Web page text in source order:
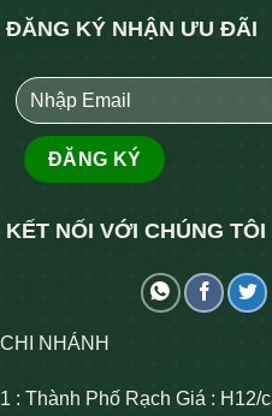
ĐĂNG KÝ NHẬN ƯU ĐÃI
KẾT NỐI VỚI CHÚNG TÔI
CHI NHÁNH
1 : Thành Phố Rạch Giá :